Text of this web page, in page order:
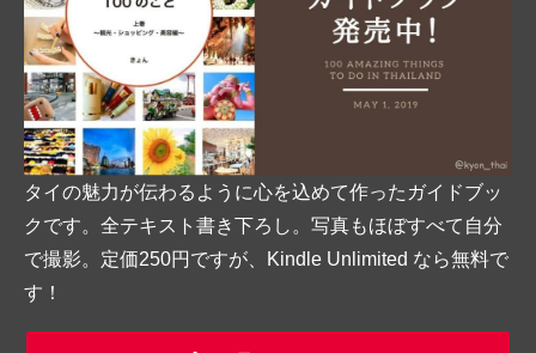
タイの魅力が伝わるように心を込めて作ったガイドブッ
クです。全テキスト書き下ろし。写真もほぼすべて自分
で撮影。定価250円ですが、Kindle Unlimited なら無料で
す！